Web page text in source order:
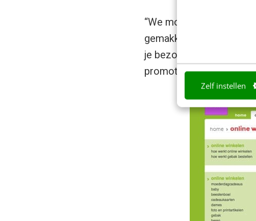
Zelf instellen
“We moesten dus
gemakkelijk als je
je bezoekers om verder
promoties zo onder de